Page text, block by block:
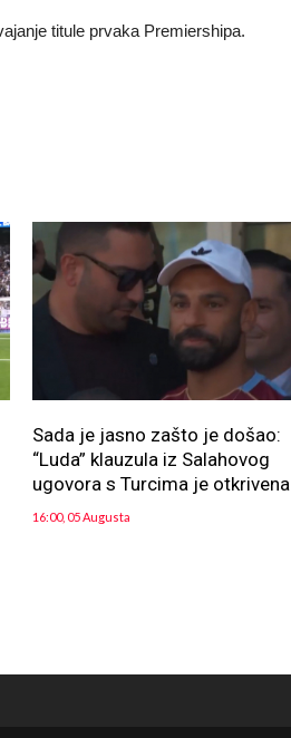
titule prvaka Premiershipa.
Sada je jasno zašto je došao:
“Luda” klauzula iz Salahovog
ugovora s Turcima je otkrivena
16:00, 05 Augusta